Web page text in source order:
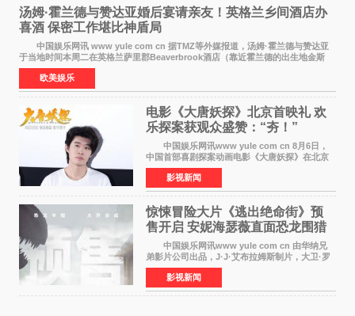
汤姆·霍兰德与赞达亚婚后宴请亲友！英格兰乡间酒店办
喜酒 保密工作堪比神盾局
中国娱乐网讯 www yule com cn 据TMZ等外媒报道，汤姆·霍兰德与赞达亚
于当地时间本周二在英格兰萨里郡Beaverbrook酒店（靠近霍兰德的出生地金斯
顿）举办婚宴，邀请家人与朋友们喝喜酒，庆祝
欧美娱乐
电影《大唐妖探》北京首映礼 欢
乐探案获观众盛赞：“夯！”
中国娱乐网讯www yule com cn 8月6日，
中国首部喜剧探案动画电影《大唐妖探》在北京
举办电影首映礼。导演程腾、联合导演黄珉、总
制片人曹紫建、制片人李莹莹，配音导演张喆，
对白指导程寅，领
影视新闻
惊悚冒险大片《逃出绝命街》预
售开启 安妮海瑟薇直面恐龙围猎
中国娱乐网讯www yule com cn 由华纳兄
弟影片公司出品，J·J·艾布拉姆斯制片，大卫·罗
伯特·米切尔执导，好莱坞巨星安妮·海瑟薇和伊万
·麦克格雷格领衔主演的2026暑期惊悚冒险大片
《逃出绝
影视新闻